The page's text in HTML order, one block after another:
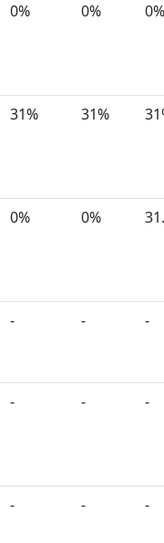
0% 0% 0%
31% 31%
0% 0%
- - -
- - -
- - -